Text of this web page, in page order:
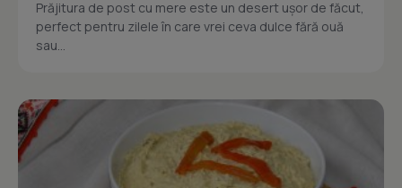
Prăjitura de post cu mere este un desert ușor de făcut,
perfect pentru zilele în care vrei ceva dulce fără ouă
sau...